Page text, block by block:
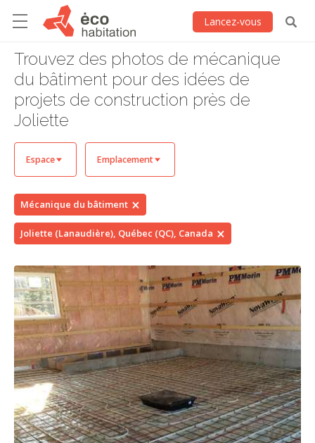
Lancez-vous
Trouvez des photos de mécanique
du bâtiment pour des idées de
projets de construction près de
Joliette
Espace Emplacement
Mécanique du bâtiment
Joliette (Lanaudière), Québec (QC), Canada